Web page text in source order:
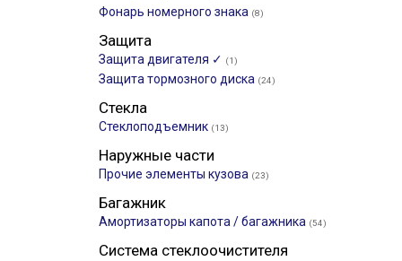
Фонарь номерного знака (8)
Защита
Защита двигателя ✓ (1)
Защита тормозного диска (24)
Стекла
Стеклоподъемник (13)
Наружные части
Прочие элементы кузова (23)
Багажник
Амортизаторы капота / багажника (54)
Система стеклоочистителя